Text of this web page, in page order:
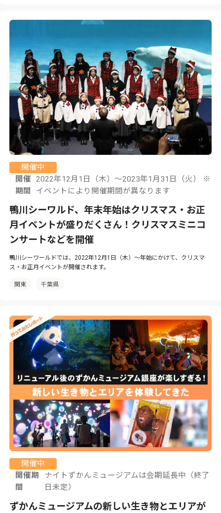
開催中
開催
期間
2022年12月1日（木）〜2023年1月31日（火） ※
イベントにより開催期間が異なります
鴨川シーワルド、年末年始はクリスマス・お正
月イベントが盛りだくさん！クリスマスミニコ
ンサートなどを開催
鴨川シーワールドでは、2022年12月1日（木）〜年始にかけて、クリスマ
ス・お正月イベントが開催されます。
関東 千葉県
開催中
開催期
間
ナイトずかんミュージアムは会期延長中（終了
日未定）
ずかんミュージアムの新しい生き物とエリアが